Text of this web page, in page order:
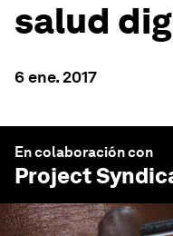
salud
6 ene. 2017
En colaboración con
Project